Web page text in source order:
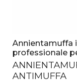
Annientamuffa
professionale
ANTIMUFFA